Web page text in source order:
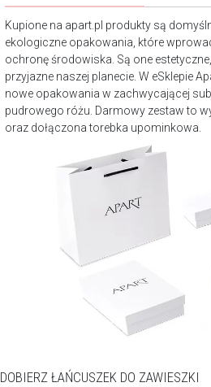
Kupione na apart.pl produkty są
ekologiczne opakowania, które
ochronę środowiska. Są one
przyjazne naszej planecie. W eSklepie
nowe opakowania w zachwycającej
pudrowego różu. Darmowy zestaw to
oraz dołączona torebka upominkowa.
DOBIERZ ŁAŃCUSZEK DO ZAWIESZKI